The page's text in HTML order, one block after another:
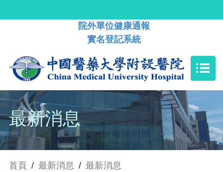
院外單位健康通報
實名登記系統
最新消息
首頁 / 最新消息 / 最新消息